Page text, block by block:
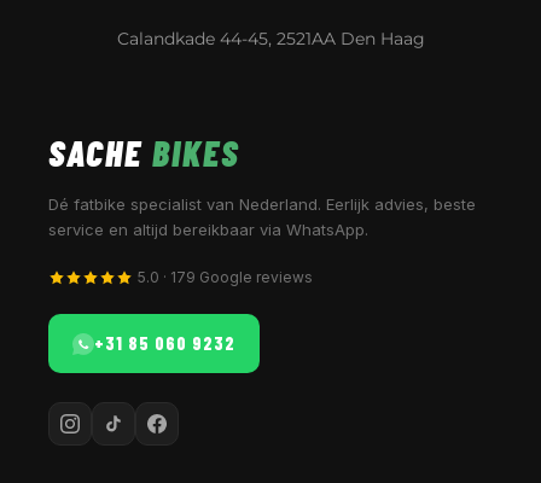
Calandkade 44-45, 2521AA Den Haag
SACHE BIKES
Dé fatbike specialist van Nederland. Eerlijk advies, beste
service en altijd bereikbaar via WhatsApp.
5.0 · 179 Google reviews
+31 85 060 9232